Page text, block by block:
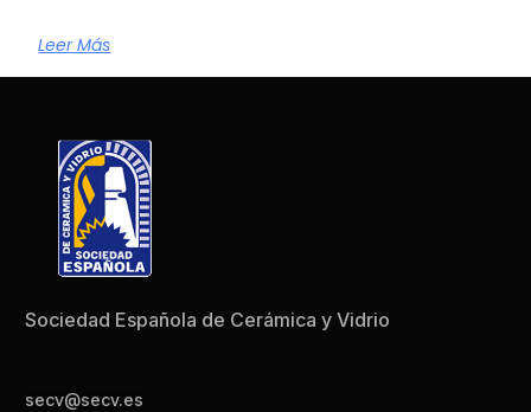
Leer Más
Sociedad Española de Cerámica y Vidrio
secv@secv.es